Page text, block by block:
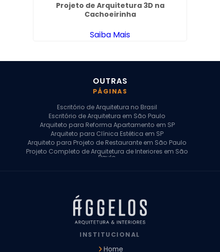
Projeto de Arquitetura 3D na
Cachoeirinha
Saiba Mais
OUTRAS
PÁGINAS
Escritório de Arquitetura no Brasil
Escritório de Arquitetura em São Paulo
Arquiteto para Reforma Apartamento em SP
Arquiteto para Clínica Estética em SP
Arquiteto para Projeto de Restaurante em São Paulo
Projeto Completo de Arquitetura de Interiores em São
Paulo
Arquiteto para Projeto Comercial em São Paulo
Arquiteto Comercial
Arquiteto para Reforma de Apartamento
Arquiteto para Reforma Residencial
Arquitetura para Reforma de Casas
Design de Interiores Apartamentos
INSTITUCIONAL
Home